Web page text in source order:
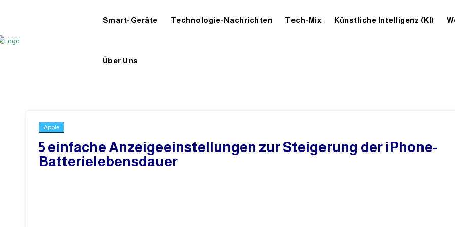
Smart-Geräte Technologie-Nachrichten Tech-Mix Künstliche Intelligenz (KI)
Über Uns
Apple
5 einfache Anzeigeeinstellungen zur Steigerung der iPhone-
Batterielebensdauer